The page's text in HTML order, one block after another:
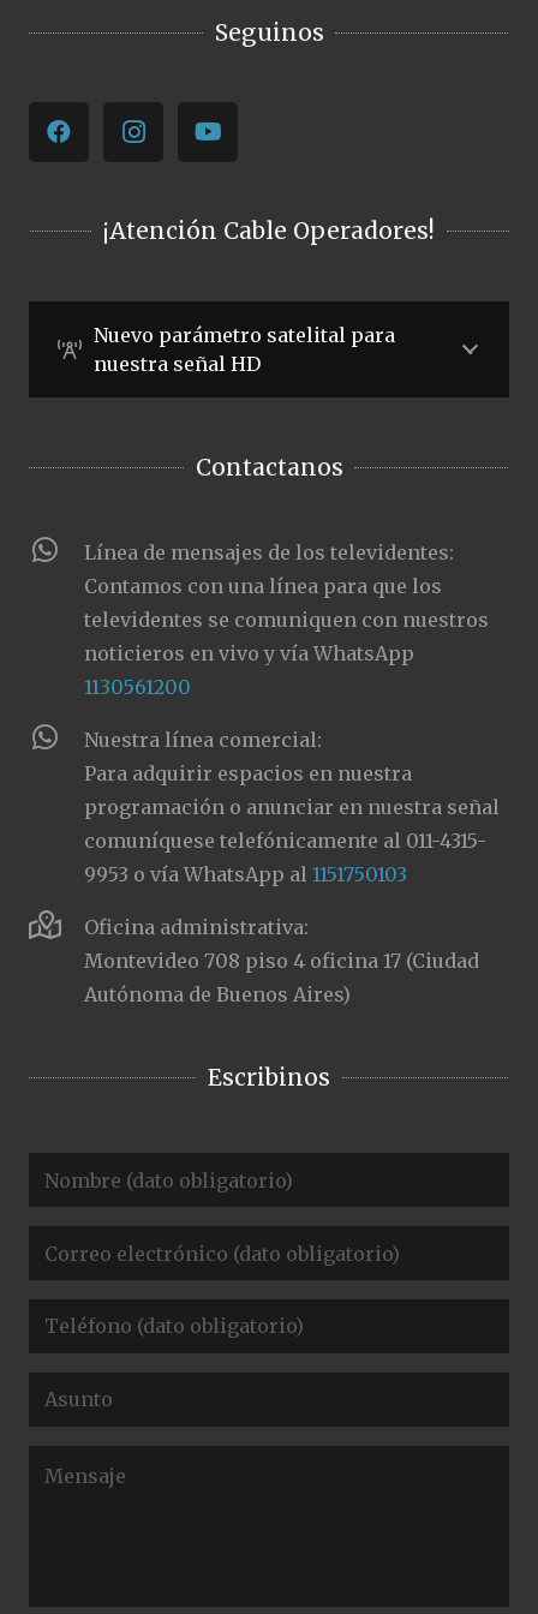
Seguinos
¡Atención Cable Operadores!
Nuevo parámetro satelital para
nuestra señal HD
Contactanos
Línea de mensajes de los televidentes:
Contamos con una línea para que los
televidentes se comuniquen con nuestros
noticieros en vivo y vía WhatsApp
1130561200
Nuestra línea comercial:
Para adquirir espacios en nuestra
programación o anunciar en nuestra señal
comuníquese telefónicamente al 011-4315-
9953 o vía WhatsApp al1151750103
Oficina administrativa:
Montevideo 708 piso 4 oficina 17 (Ciudad
Autónoma de Buenos Aires)
Escribinos